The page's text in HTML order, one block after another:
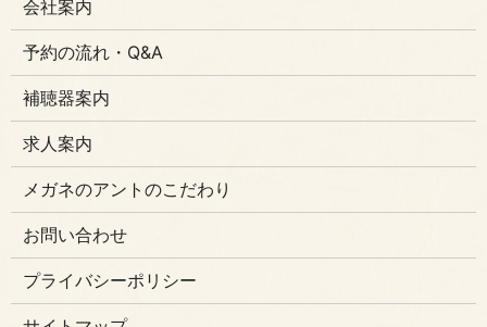
会社案内
予約の流れ・Q&A
補聴器案内
求人案内
メガネのアントのこだわり
お問い合わせ
プライバシーポリシー